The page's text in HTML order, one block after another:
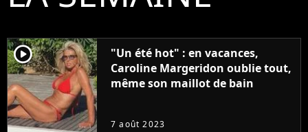
player2
"Un été hot" : en vacances,
Caroline Margeridon oublie tout,
même son maillot de bain
7 août 2023